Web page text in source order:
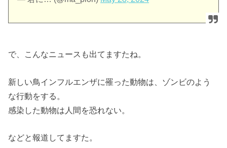
で、こんなニュースも出てますたね。
新しい鳥インフルエンザに罹った動物は、ゾンビのよう
な行動をする。
感染した動物は人間を恐れない。
などと報道してますた。